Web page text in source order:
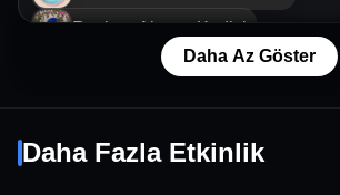
Resim - Alaçatı Kedisi
Heykel - Küçük Prens
Heykel - Kedi Kase
Daha Az Göster
Daha Fazla Etkinlik
İzmir•OM Paparazzi